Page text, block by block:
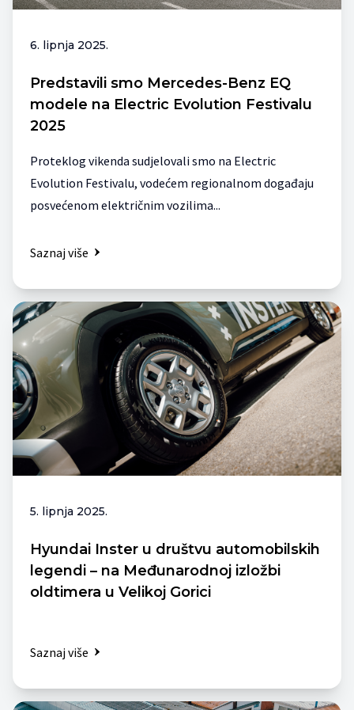
6. lipnja 2025.
Predstavili smo Mercedes-Benz EQ
modele na Electric Evolution Festivalu
2025
Proteklog vikenda sudjelovali smo na Electric
Evolution Festivalu, vodećem regionalnom događaju
posvećenom električnim vozilima...
Saznaj više
5. lipnja 2025.
Hyundai Inster u društvu automobilskih
legendi – na Međunarodnoj izložbi
oldtimera u Velikoj Gorici
Saznaj više